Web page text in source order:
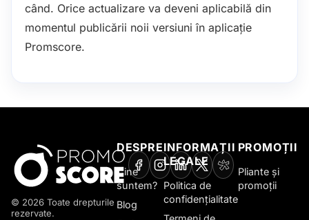
când. Orice actualizare va deveni aplicabilă din
momentul publicării noii versiuni în aplicație
Promscore.
© 2026 Toate drepturile
rezervate.
DESPRE
Cine
suntem?
Blog
INFORMAȚII
LEGALE
Politica de
confidențialitate
PROMOȚII
Pliante și
promoții